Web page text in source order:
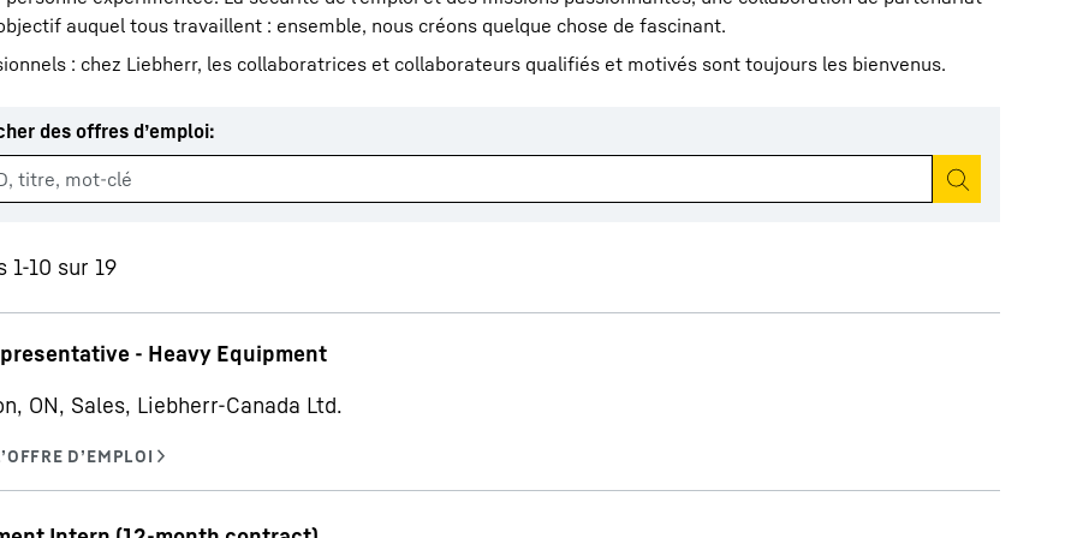
Carrière chez Liebherr
auquel tous travaillent : ensemble, nous créons quelque chose de fascinant.
: chez Liebherr, les collaboratrices et collaborateurs qualifiés et motivés sont toujours les bienvenus.
des offres d’emploi:
1-10 sur 19
- Heavy Equipment
ON, Sales, Liebherr-Canada Ltd.